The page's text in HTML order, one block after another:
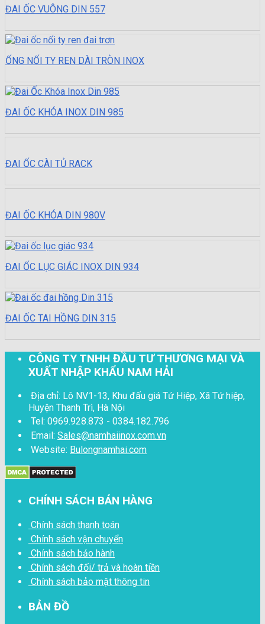
ĐAI ỐC VUÔNG DIN 557
ỐNG NỐI TY REN DÀI TRÒN INOX
ĐAI ỐC KHÓA INOX DIN 985
ĐAI ỐC CÀI TỦ RACK
ĐAI ỐC KHÓA DIN 980V
ĐAI ỐC LỤC GIÁC INOX DIN 934
ĐAI ỐC TAI HỒNG DIN 315
CÔNG TY TNHH ĐẦU TƯ THƯƠNG MẠI VÀ
XUẤT NHẬP KHẨU NAM HẢI
Địa chỉ: Lô NV1-13, Khu đấu giá Tứ Hiệp, Xã Tứ hiệp,
Huyện Thanh Trì, Hà Nội
Tel: 0969.928.873 - 0384.182.796
Email: Sales@namhaiinox.com.vn
Website: Bulongnamhai.com
CHÍNH SÁCH BÁN HÀNG
Chính sách thanh toán
Chính sách vận chuyển
Chính sách bảo hành
Chính sách đối/ trả và hoàn tiền
Chính sách bảo mật thông tin
BẢN ĐỒ